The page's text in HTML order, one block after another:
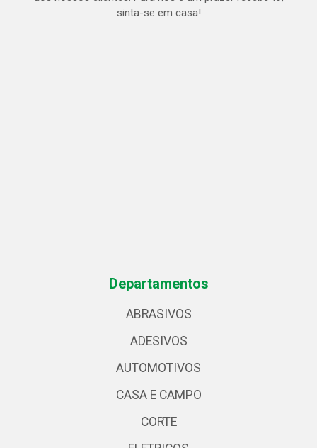
sinta-se em casa!
Departamentos
ABRASIVOS
ADESIVOS
AUTOMOTIVOS
CASA E CAMPO
CORTE